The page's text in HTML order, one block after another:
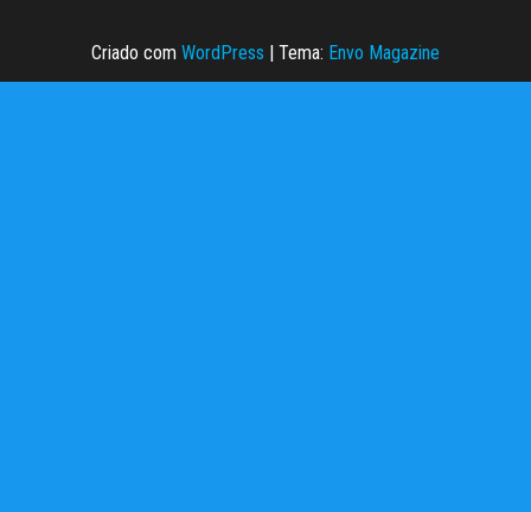
Criado com WordPress Tema: Envo Magazine